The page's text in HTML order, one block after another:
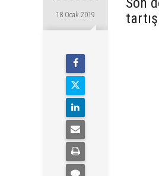
18 Ocak 2019